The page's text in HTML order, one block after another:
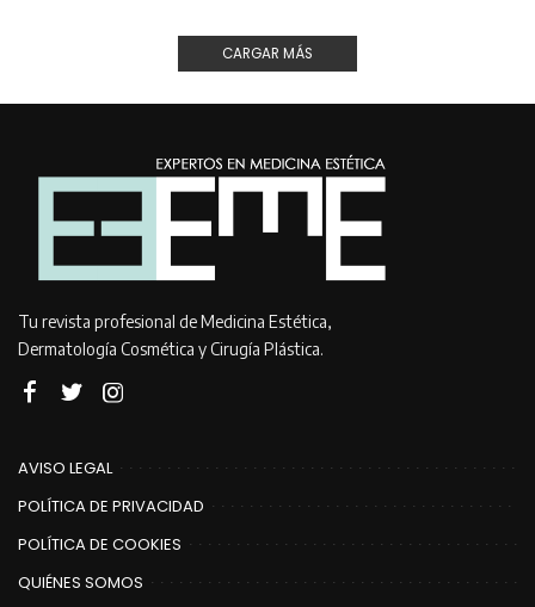
CARGAR MÁS
Tu revista profesional de Medicina Estética,
Dermatología Cosmética y Cirugía Plástica.
AVISO LEGAL
POLÍTICA DE PRIVACIDAD
POLÍTICA DE COOKIES
QUIÉNES SOMOS